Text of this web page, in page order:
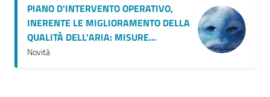
PIANO D'INTERVENTO OPERATIVO,
INERENTE LE MIGLIORAMENTO DELLA
QUALITÀ DELL'ARIA: MISURE...
Novità